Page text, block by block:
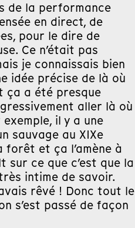
de la performance
en direct, de
pour le dire de
Ce n’était pas
je connaissais bien
idée précise de là où
ça a été presque
aller là où
il y a une
sauvage au XIXe
forêt et ça l’amène à
sur ce que c’est que la
intime de savoir.
rêvé ! Donc tout le
s’est passé de façon